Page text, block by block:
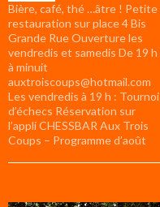
Bière, café, thé …âtre ! Petite
restauration sur place 4 Bis
Grande Rue Ouverture les
vendredis et samedis De 19 h
à minuit
auxtroiscoups@hotmail.com
Les vendredis à 19 h : Tournoi
d’échecs Réservation sur
l’appli CHESSBAR Aux Trois
Coups – Programme d’août